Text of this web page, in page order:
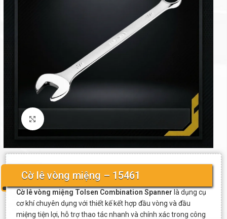
Click to enlarge
Cờ lê vòng miệng – 15461
Cờ lê vòng miệng Tolsen Combination Spanner là dụng cụ
cơ khí chuyên dụng với thiết kế kết hợp đầu vòng và đầu
miệng tiện lợi, hỗ trợ thao tác nhanh và chính xác trong công